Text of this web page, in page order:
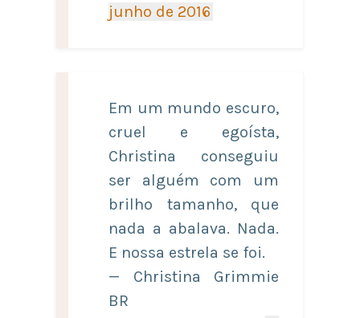
junho de 2016
Em um mundo escuro,
cruel e egoísta,
Christina conseguiu
ser alguém com um
brilho tamanho, que
nada a abalava. Nada.
E nossa estrela se foi.
— Christina Grimmie
BR